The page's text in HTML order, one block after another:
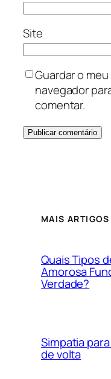
Site
Guardar o
navegador
comentar.
MAIS ARTIGOS
Quais Tipos
Amorosa
Verdade?
Simpatia
de volta